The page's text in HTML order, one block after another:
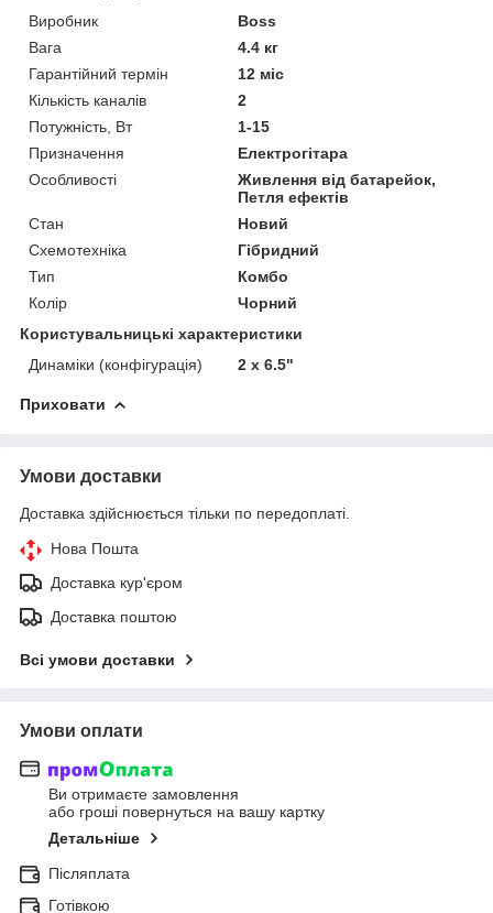
Виробник
Boss
Вага
4.4 кг
Гарантійний термін
12 міс
Кількість каналів
2
Потужність, Вт
1-15
Призначення
Електрогітара
Особливості
Живлення від батарейок,
Петля ефектів
Стан
Новий
Схемотехніка
Гібридний
Тип
Комбо
Колір
Чорний
Користувальницькі характеристики
Динаміки (конфігурація)
2 x 6.5"
Приховати
Умови доставки
Доставка здійснюється тільки по передоплаті.
Нова Пошта
Доставка кур'єром
Доставка поштою
Всі умови доставки
Умови оплати
Ви отримаєте замовлення
або гроші повернуться на вашу картку
Детальніше
Післяплата
Готівкою